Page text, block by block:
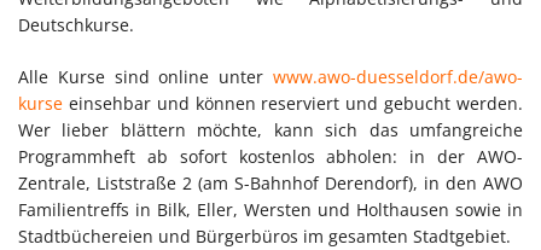
Deutschkurse.
Alle Kurse sind online unter www.awo-duesseldorf.de/awo-
kurse einsehbar und können reserviert und gebucht werden.
Wer lieber blättern möchte, kann sich das umfangreiche
Programmheft ab sofort kostenlos abholen: in der AWO-
Zentrale, Liststraße 2 (am S-Bahnhof Derendorf), in den AWO
Familientreffs in Bilk, Eller, Wersten und Holthausen sowie in
Stadtbüchereien und Bürgerbüros im gesamten Stadtgebiet.